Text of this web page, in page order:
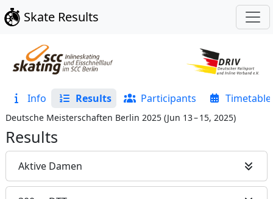
Skate Results
Info Results Participants Timetable
Deutsche Meisterschaften Berlin 2025 (Jun 13 – 15, 2025)
Results
Aktive Damen